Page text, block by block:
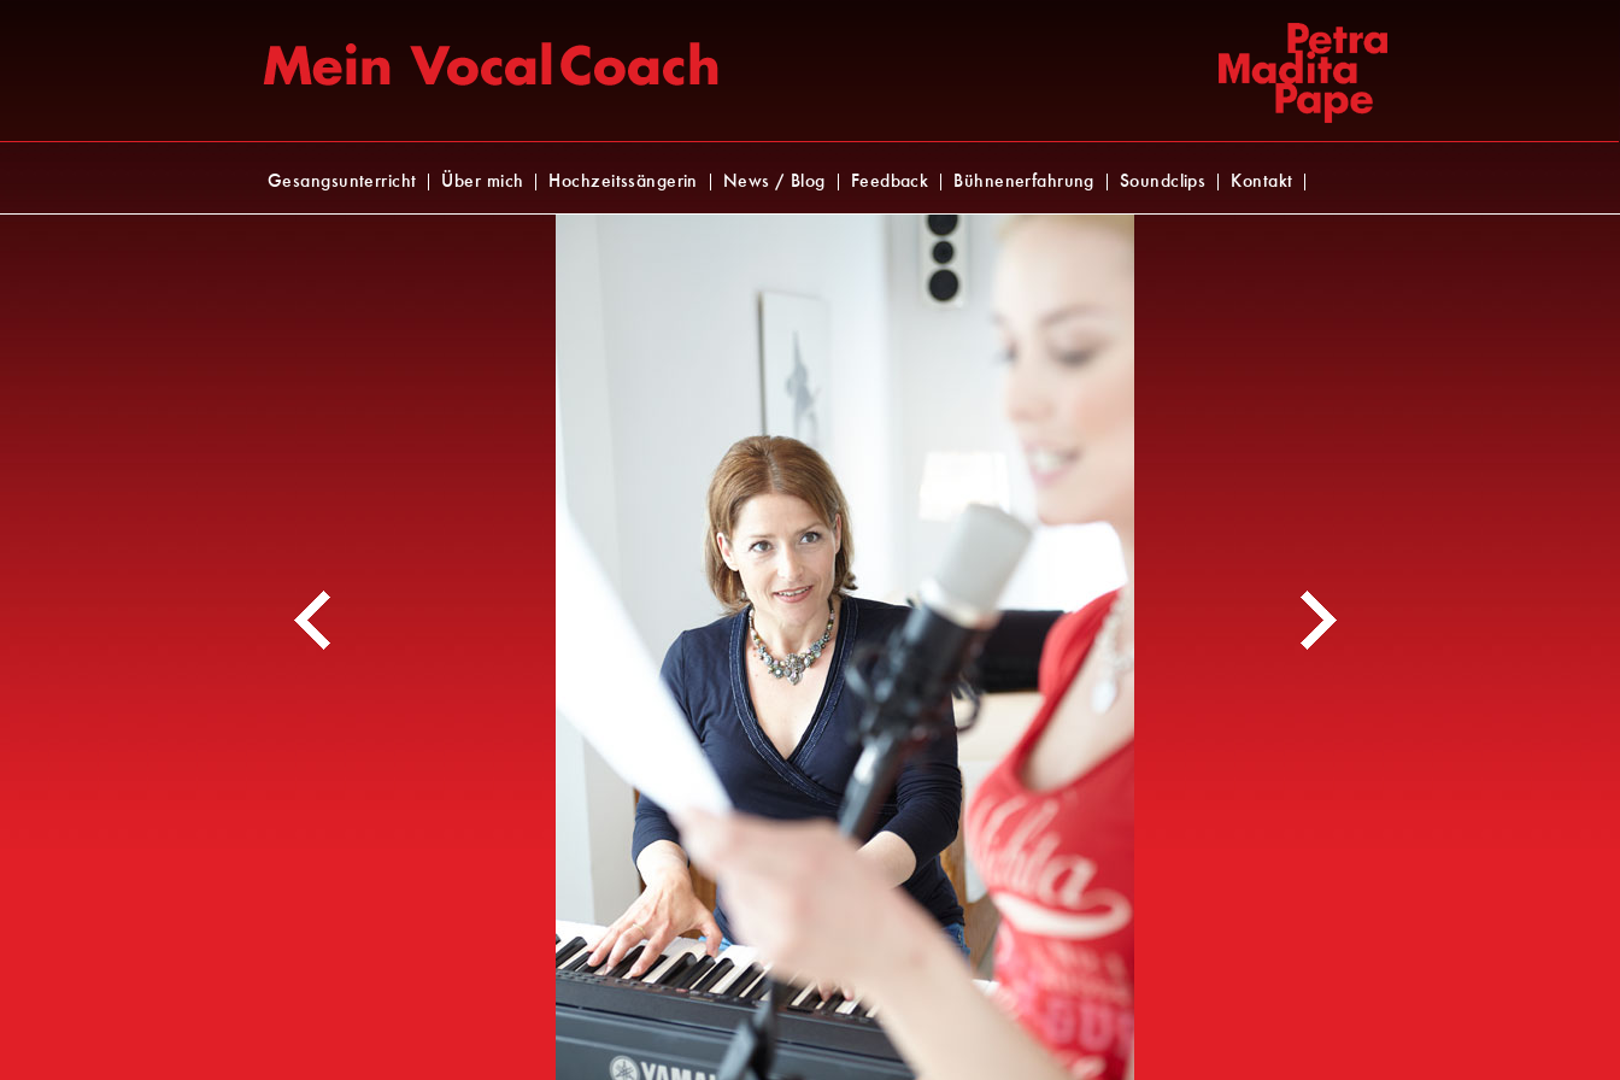
überspringen
Gesangsunterricht Über mich Hochzeitssängerin News / Blog Feedback Bühnenerfahrung Soundclips Kontakt